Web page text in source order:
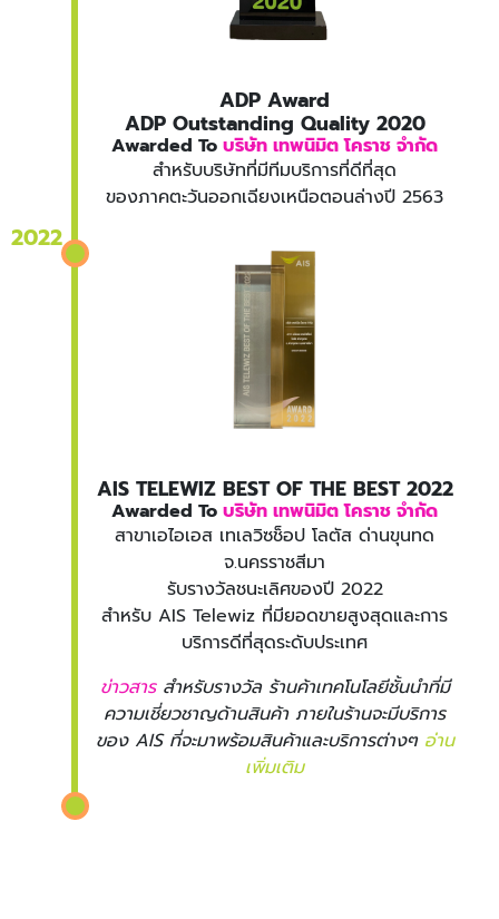
ADP Award
ADP Outstanding Quality 2020
Awarded To บริษัท เทพนิมิต โคราช จำกัด
สำหรับบริษัทที่มีทีมบริการที่ดีที่สุด
ของภาคตะวันออกเฉียงเหนือตอนล่างปี 2563
2022
AIS TELEWIZ BEST OF THE BEST 2022
Awarded To บริษัท เทพนิมิต โคราช จำกัด
สาขาเอไอเอส เทเลวิซช็อป โลตัส ด่านขุนทด
จ.นครราชสีมา
รับรางวัลชนะเลิศของปี 2022
สำหรับ AIS Telewiz ที่มียอดขายสูงสุดและการ
บริการดีที่สุดระดับประเทศ
ข่าวสารสำหรับรางวัล ร้านค้าเทคโนโลยีชั้นนำที่มี
ความเชี่ยวชาญด้านสินค้า ภายในร้านจะมีบริการ
ของ AIS ที่จะมาพร้อมสินค้าและบริการต่างๆ อ่าน
เพิ่มเติม